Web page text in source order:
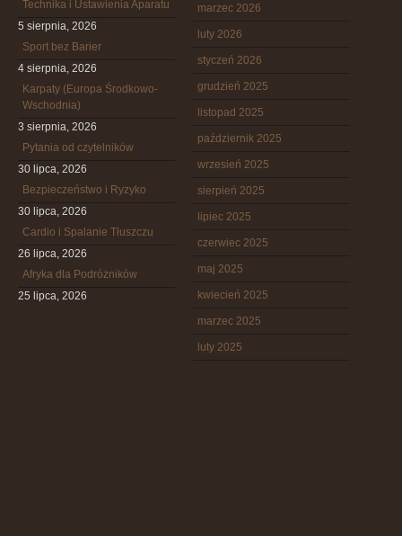
Technika i Ustawienia Aparatu
5 sierpnia, 2026
Sport bez Barier
4 sierpnia, 2026
Karpaty (Europa Środkowo-
Wschodnia)
3 sierpnia, 2026
Pytania od czytelników
30 lipca, 2026
Bezpieczeństwo i Ryzyko
30 lipca, 2026
Cardio i Spalanie Tłuszczu
26 lipca, 2026
Afryka dla Podróżników
25 lipca, 2026
marzec 2026
luty 2026
styczeń 2026
grudzień 2025
listopad 2025
październik 2025
wrzesień 2025
sierpień 2025
lipiec 2025
czerwiec 2025
maj 2025
kwiecień 2025
marzec 2025
luty 2025